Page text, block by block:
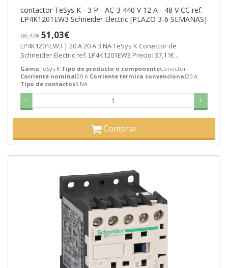
contactor TeSys K - 3 P - AC-3 440 V 12 A - 48 V CC ref.
LP4K1201EW3 Schneider Electric [PLAZO 3-6 SEMANAS]
86,42€51,03€
LP4K1201EW3 | 20 A 20 A 3 NA TeSys K Conector de
Schneider Electric ref. LP4K1201EW3 Precio: 37,11€...
GamaTeSys K Tipo de producto o componenteConector
Corriente nominal20 A Corriente termica convencional20 A
Tipo de contactos3 NA
- +
Comprar